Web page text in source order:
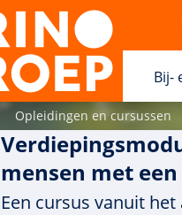
Bij-
Opleidingen en cursussen
mensen met een
Een cursus vanuit